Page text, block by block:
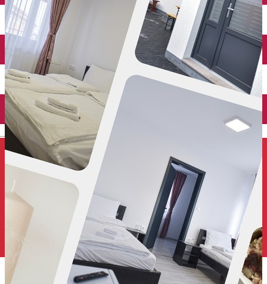
English
Închirieri auto
Închirieri de biciclete